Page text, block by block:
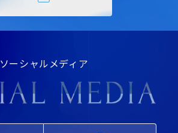
ソーシャルメディア